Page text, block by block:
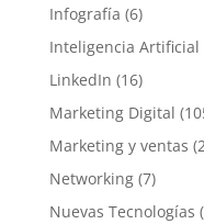
Infografía (6)
Inteligencia Artificial
LinkedIn (16)
Marketing Digital
Marketing y ventas
Networking(7)
Nuevas Tecnologías